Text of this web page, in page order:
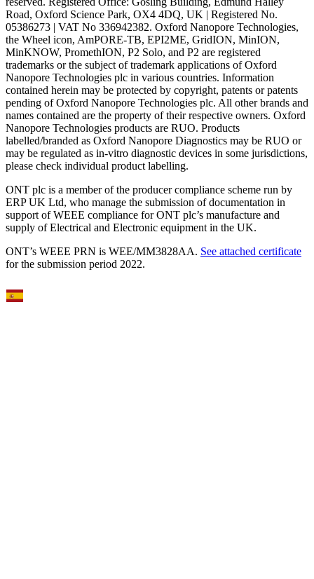
Road, Oxford Science Park, OX4 4DQ, UK | Registered No.
05386273 | VAT No 336942382. Oxford Nanopore Technologies,
the Wheel icon, AmPORE-TB, EPI2ME, GridION, MinION,
MinKNOW, PromethION, P2 Solo, and P2 are registered
trademarks or the subject of trademark applications of Oxford
Nanopore Technologies plc in various countries. Information
contained herein may be protected by copyright, patents or patents
pending of Oxford Nanopore Technologies plc. All other brands and
names contained are the property of their respective owners. Oxford
Nanopore Technologies products are RUO. Products
labelled/branded as Oxford Nanopore Diagnostics may be RUO or
may be regulated as in‐vitro diagnostic devices in some jurisdictions,
please check individual product labelling.
ONT plc is a member of the producer compliance scheme run by
ERP UK Ltd, who manage the submission of documentation in
support of WEEE compliance for ONT plc’s manufacture and
supply of Electrical and Electronic equipment in the UK.
ONT’s WEEE PRN is WEE/MM3828AA. See attached certificate
for the submission period 2022.